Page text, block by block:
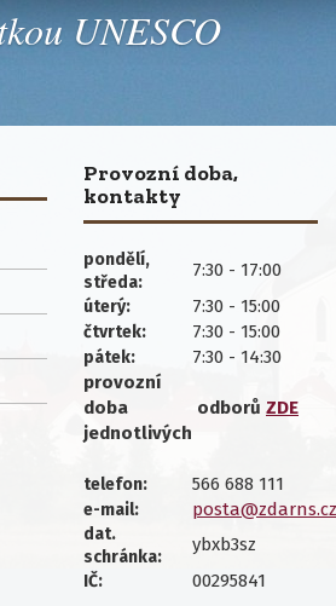
UNESCO
Provozní doba,
kontakty
pondělí,
středa:
7:30 - 17:00
úterý: 7:30 - 15:00
čtvrtek: 7:30 - 15:00
pátek:
7:30 - 14:30
provozní
doba
jednotlivých
odborů ZDE
telefon: 566 688 111
e-mail: posta@zdarns.cz
dat.
schránka:
ybxb3sz
IČ: 00295841